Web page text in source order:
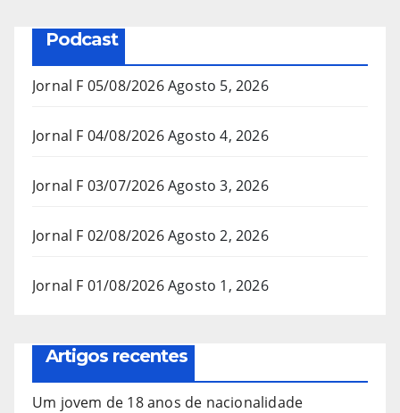
Podcast
Jornal F 05/08/2026Agosto 5, 2026
Jornal F 04/08/2026Agosto 4, 2026
Jornal F 03/07/2026Agosto 3, 2026
Jornal F 02/08/2026Agosto 2, 2026
Jornal F 01/08/2026Agosto 1, 2026
Artigos recentes
Um jovem de 18 anos de nacionalidade